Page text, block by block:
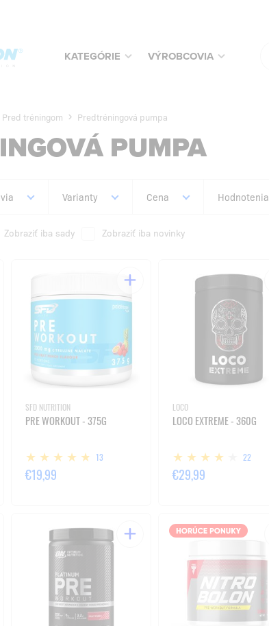
KATEGÓRIE VÝROBCOVIA
Pred tréningom Predtréningová pumpa
PUMPA
Varianty Cena Hodnotenia
Zobraziť iba sady Zobraziť iba novinky
SFD NUTRITION
PRE WORKOUT - 375G
13
€19,99
LOCO
LOCO EXTREME - 360G
22
€29,99